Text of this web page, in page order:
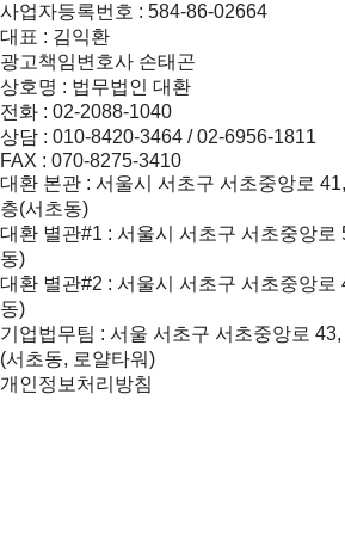
사업자등록번호 : 584-86-02664
대표 : 김익환
광고책임변호사 손태곤
상호명 : 법무법인 대환
전화 : 02-2088-1040
상담 : 010-8420-3464 / 02-6956-1811
FAX : 070-8275-3410
대환 본관 : 서울시 서초구 서초중앙로
층(서초동)
대환 별관#1 : 서울시 서초구 서초중앙로
동)
대환 별관#2 : 서울시 서초구 서초중앙로
동)
기업법무팀 : 서울 서초구 서초중앙로
(서초동, 로얄타워)
개인정보처리방침